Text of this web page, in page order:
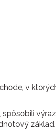
v
základ.